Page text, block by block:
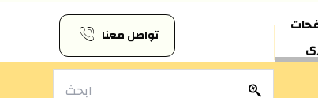
تواصل معنا